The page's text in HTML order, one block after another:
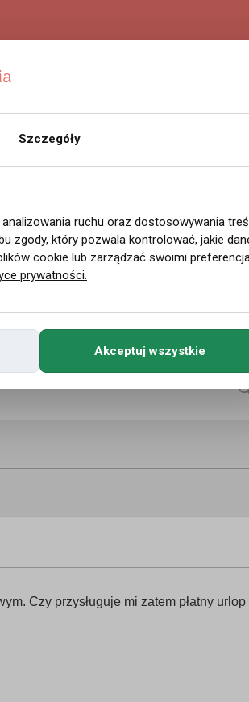
Czy przysługuje mi zatem płatny
Szczegóły
ruchu oraz dostosowywania
zgody, który pozwala kontrolować, jakie
cookie lub zarządzać swoimi
prywatności.
Akceptuj wszystkie